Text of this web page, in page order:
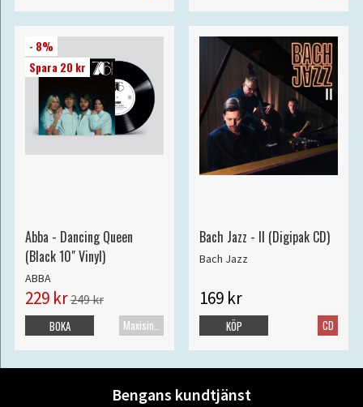
- 8%
Spara 20 kr
Abba - Dancing Queen
(Black 10" Vinyl)
ABBA
229 kr249 kr
BOKA
Bach Jazz - II (Digipak CD)
Bach Jazz
169 kr
CD
KÖP
Bengans kundtjänst